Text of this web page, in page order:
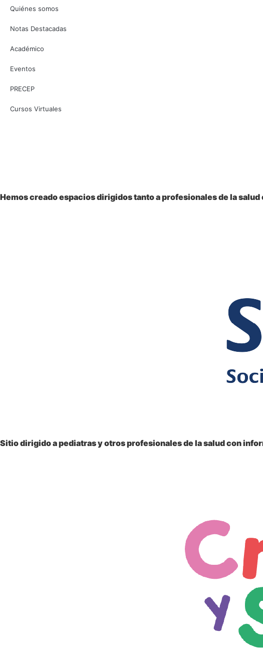
Quiénes somos
Notas Destacadas
Académico
Eventos
PRECEP
Cursos Virtuales
Hemos creado espacios dirigidos tanto a profesionales de la
Sitio dirigido apediatras y otros profesionalesde la salud con